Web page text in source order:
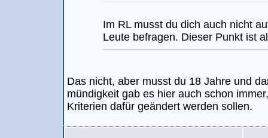
Im RL musst du dich auch nicht
Leute befragen. Dieser Punkt ist
Das nicht, aber musst du 18 Jahre und
mündigkeit gab es hier auch schon
Kriterien dafür geändert werden sollen.